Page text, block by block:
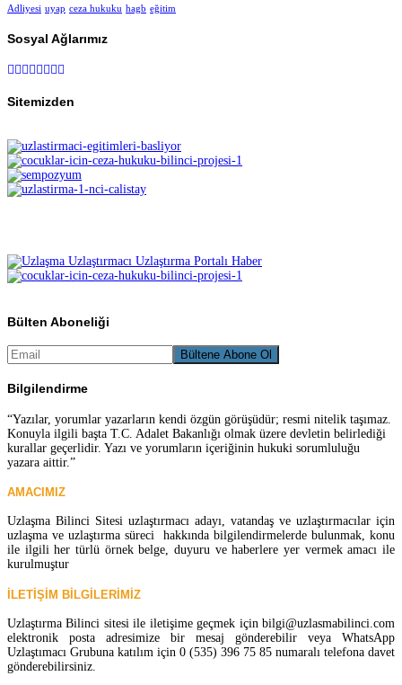
Adliyesi uyap ceza hukuku hagb eğitim
Sosyal Ağlarımız
Sitemizden
Bülten Aboneliği
Bilgilendirme
“Yazılar, yorumlar yazarların kendi özgün görüşüdür; resmi nitelik taşımaz.
Konuyla ilgili başta T.C. Adalet Bakanlığı olmak üzere devletin belirlediği
kurallar geçerlidir. Yazı ve yorumların içeriğinin hukuki sorumluluğu
yazara aittir.”
AMACIMIZ
Uzlaşma Bilinci Sitesi uzlaştırmacı adayı, vatandaş ve uzlaştırmacılar için
uzlaşma ve uzlaştırma süreci hakkında bilgilendirmelerde bulunmak, konu
ile ilgili her türlü örnek belge, duyuru ve haberlere yer vermek amacı ile
kurulmuştur
İLETİŞİM BİLGİLERİMİZ
Uzlaştırma Bilinci sitesi ile iletişime geçmek için bilgi@uzlasmabilinci.com
elektronik posta adresimize bir mesaj gönderebilir veya WhatsApp
Uzlaştımacı Grubuna katılım için 0 (535) 396 75 85 numaralı telefona davet
gönderebilirsiniz.